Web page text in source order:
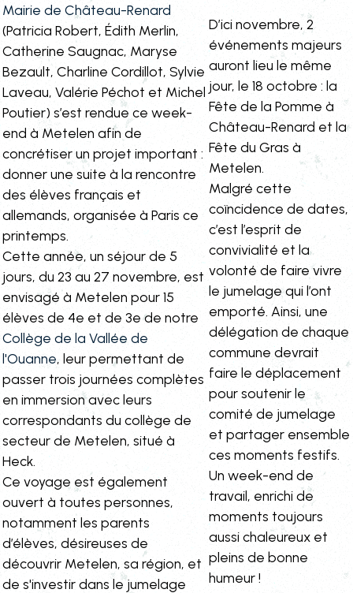
Mairie de Château-Renard
(Patricia Robert, Édith Merlin,
Catherine Saugnac, Maryse
Bezault, Charline Cordillot, Sylvie
Laveau, Valérie Péchot et Michel
Poutier) s’est rendue ce week-
end à Metelen afin de
concrétiser un projet important :
donner une suite à la rencontre
des élèves français et
allemands, organisée à Paris ce
printemps.
Cette année, un séjour de 5
jours, du 23 au 27 novembre, est
envisagé à Metelen pour 15
élèves de 4e et de 3e de notre
Collège de la Vallée de
l'Ouanne, leur permettant de
passer trois journées complètes
en immersion avec leurs
correspondants du collège de
secteur de Metelen, situé à
Heck.
Ce voyage est également
ouvert à toutes personnes,
notamment les parents
d’élèves, désireuses de
découvrir Metelen, sa région, et
de s'investir dans le jumelage
D’ici novembre, 2
événements majeurs
auront lieu le même
jour, le 18 octobre : la
Fête de la Pomme à
Château-Renard et la
Fête du Gras à
Metelen.
Malgré cette
coïncidence de dates,
c’est l’esprit de
convivialité et la
volonté de faire vivre
le jumelage qui l’ont
emporté. Ainsi, une
délégation de chaque
commune devrait
faire le déplacement
pour soutenir le
comité de jumelage
et partager ensemble
ces moments festifs.
Un week-end de
travail, enrichi de
moments toujours
aussi chaleureux et
pleins de bonne
humeur !